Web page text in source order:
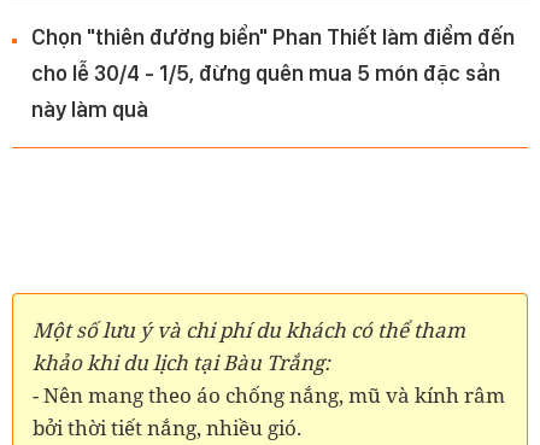
Chọn "thiên đường biển" Phan Thiết làm điểm đến
cho lễ 30/4 - 1/5, đừng quên mua 5 món đặc sản
này làm quà
Một số lưu ý và chi phí du khách có thể tham
khảo khi du lịch tại Bàu Trắng:
- Nên mang theo áo chống nắng, mũ và kính râm
bởi thời tiết nắng, nhiều gió.